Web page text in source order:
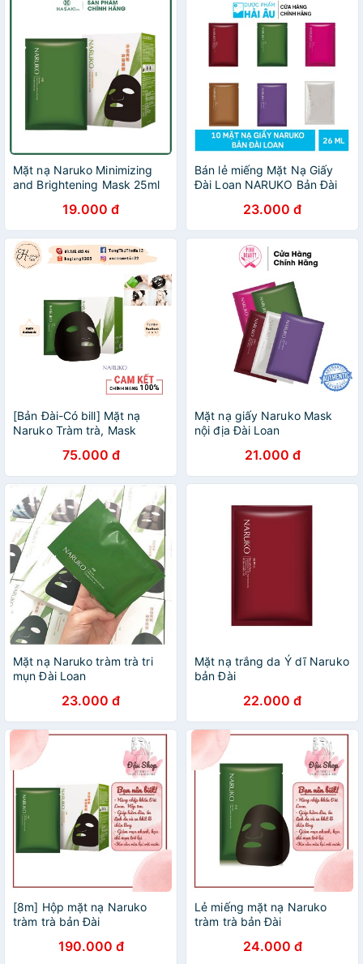
Mặt nạ Naruko Minimizing
and Brightening Mask 25ml
19.000 đ
Bán lẻ miếng Mặt Nạ Giấy
Đài Loan NARUKO Bản Đài
23.000 đ
[Bản Đài-Có bill] Mặt nạ
Naruko Tràm trà, Mask
75.000 đ
Mặt nạ giấy Naruko Mask
nội địa Đài Loan
21.000 đ
Mặt nạ Naruko tràm trà tri
mụn Đài Loan
23.000 đ
Mặt nạ trắng da Ý dĩ Naruko
bản Đài
22.000 đ
[8m] Hộp mặt nạ Naruko
tràm trà bản Đài
190.000 đ
Lẻ miếng mặt nạ Naruko
tràm trà bản Đài
24.000 đ